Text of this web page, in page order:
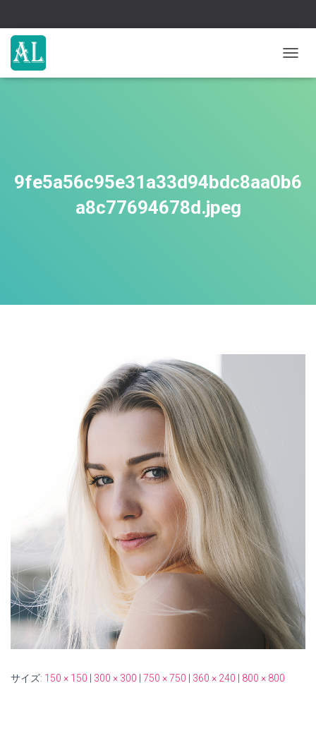
ビ
り
9fe5a56c95e31a33d94bdc8aa0b6
a8c77694678d.jpeg
サイズ: 150 × 150 300 × 300 750 × 750 360 × 240 800 × 800